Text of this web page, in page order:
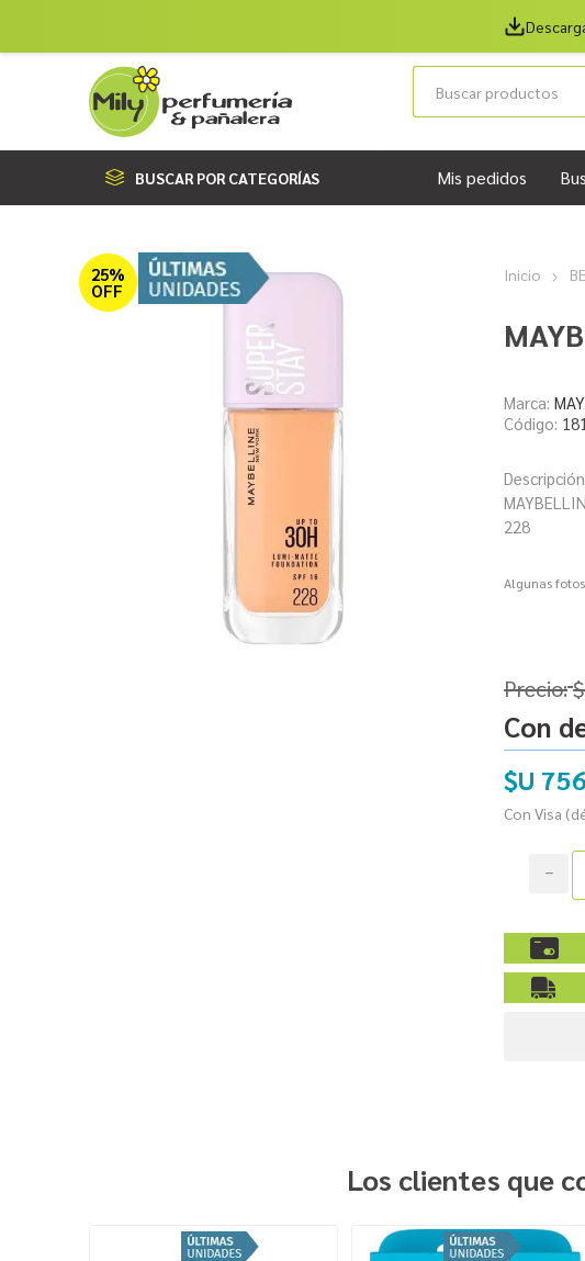
BUSCAR POR CATEGORÍAS Mis pedidos
25%
OFF
Inicio
Marca:
Código:
Descripción
228
Algunas
Precio:
Con
$U
Con Visa
h
Los clientes que